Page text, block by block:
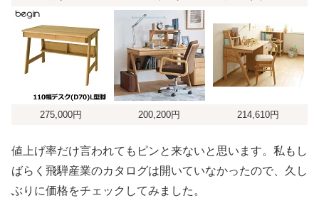
275,000円 200,200円 214,610円
値上げ率だけ言われてもピンと来ないと思います。私もし
ばらく飛騨産業のカタログは開いていなかったので、久し
ぶりに価格をチェックしてみました。